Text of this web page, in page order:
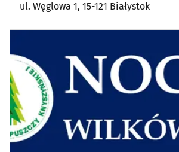
ul. Węglowa 1, 15-121 Białystok